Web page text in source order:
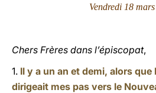
Vendredi 18
Chers Frères dans l’épiscopat,
1. Il y a un an et demi, alors que
dirigeait mes pas vers le